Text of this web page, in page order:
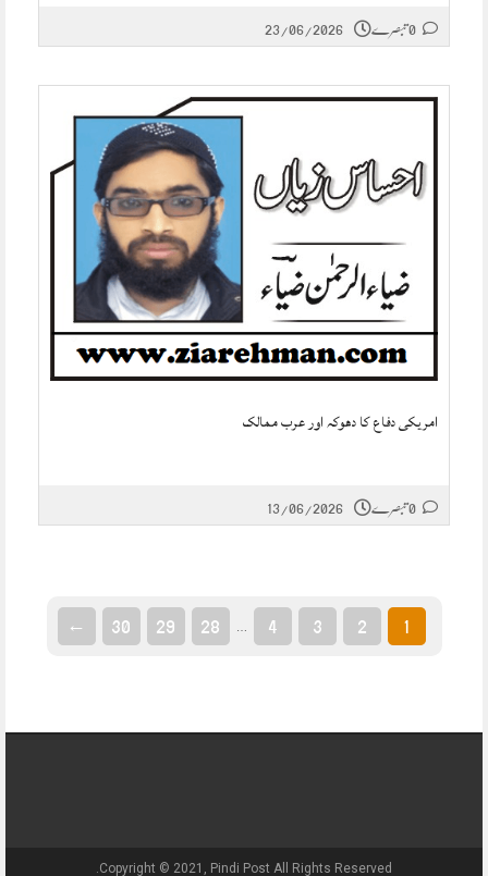
23/06/2026
امریکی دفاع کا دھوکہ اور عرب ممالک
13/06/2026
1
2
3
4
28
29
30
←
Copyright © 2021, Pindi Post All Rights Reserved.